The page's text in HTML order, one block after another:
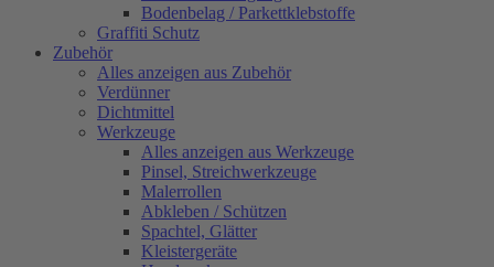
Bodenbelag / Parkettklebstoffe
Graffiti Schutz
Zubehör
Alles anzeigen aus Zubehör
Verdünner
Dichtmittel
Werkzeuge
Alles anzeigen aus Werkzeuge
Pinsel, Streichwerkzeuge
Malerrollen
Abkleben / Schützen
Spachtel, Glätter
Kleistergeräte